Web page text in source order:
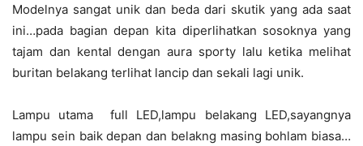
Modelnya sangat unik dan beda dari skutik yang ada saat
ini…pada bagian depan kita diperlihatkan sosoknya yang
tajam dan kental dengan aura sporty lalu ketika melihat
buritan belakang terlihat lancip dan sekali lagi unik.
Lampu utama full LED,lampu belakang LED,sayangnya
lampu sein baik depan dan belakng masing bohlam biasa…